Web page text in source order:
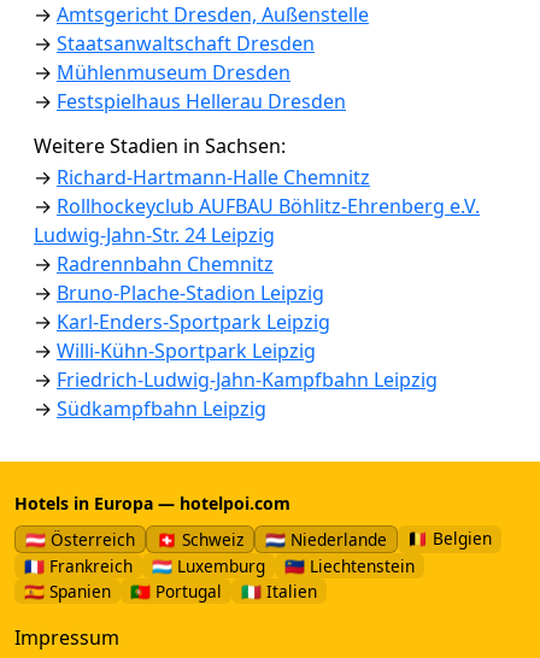
→ Amtsgericht Dresden, Außenstelle
→ Staatsanwaltschaft Dresden
→ Mühlenmuseum Dresden
→ Festspielhaus Hellerau Dresden
Weitere Stadien in Sachsen:
→ Richard-Hartmann-Halle Chemnitz
→ Rollhockeyclub AUFBAU Böhlitz-Ehrenberg e.V.
Ludwig-Jahn-Str. 24 Leipzig
→ Radrennbahn Chemnitz
→ Bruno-Plache-Stadion Leipzig
→ Karl-Enders-Sportpark Leipzig
→ Willi-Kühn-Sportpark Leipzig
→ Friedrich-Ludwig-Jahn-Kampfbahn Leipzig
→ Südkampfbahn Leipzig
Hotels in Europa — hotelpoi.com
🇦🇹 Österreich
🇨🇭 Schweiz 🇳🇱 Niederlande
🇧🇪 Belgien
🇫🇷 Frankreich
🇱🇺 Luxemburg
🇱🇮 Liechtenstein
🇪🇸 Spanien
🇵🇹 Portugal 🇮🇹 Italien
Impressum